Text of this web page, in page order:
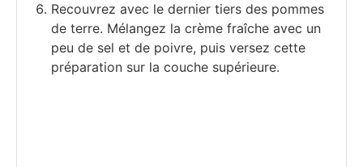
Recouvrez avec le dernier tiers des pommes
de terre. Mélangez la crème fraîche avec un
peu de sel et de poivre, puis versez cette
préparation sur la couche supérieure.